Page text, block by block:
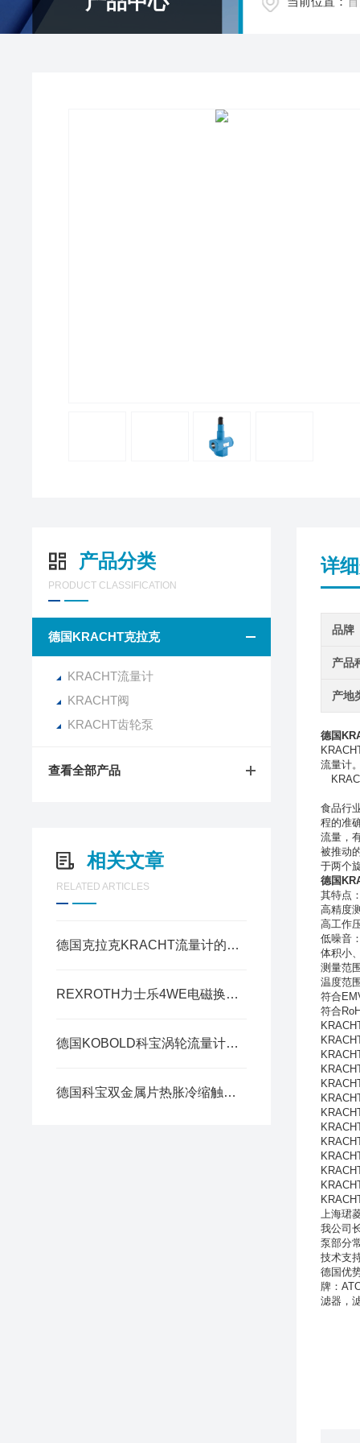
产品分类
PRODUCT CLASSIFICATION
德国KRACHT克拉克
KRACHT流量计
KRACHT阀
KRACHT齿轮泵
查看全部产品
相关文章
RELATED ARTICLES
德国克拉克KRACHT流量计的安装时的注意事项
REXROTH力士乐4WE电磁换向阀安装及维护重要事项
德国KOBOLD科宝涡轮流量计的选型方法及注意事项
德国科宝双金属片热胀冷缩触发机械触点通断 + PT100/PT1000 电阻值
详
品牌
产品
产地
德国
流量计
食品行
程的准
流量，
被推动
于两个
德国
其特点
高精度
高工作
低噪音
体积小
测量范
温度范
符合
符合
上海珺
我公司
泵部分
技术支
德国优
牌：
滤器，